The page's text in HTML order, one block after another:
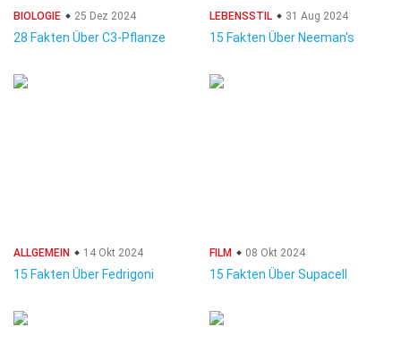
BIOLOGIE 25 Dez 2024
28 Fakten Über C3-Pflanze
LEBENSSTIL 31 Aug 2024
15 Fakten Über Neeman's
ALLGEMEIN 14 Okt 2024
15 Fakten Über Fedrigoni
FILM 08 Okt 2024
15 Fakten Über Supacell